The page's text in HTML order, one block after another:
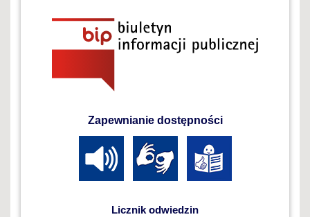
Zapewnianie dostępności
Licznik odwiedzin